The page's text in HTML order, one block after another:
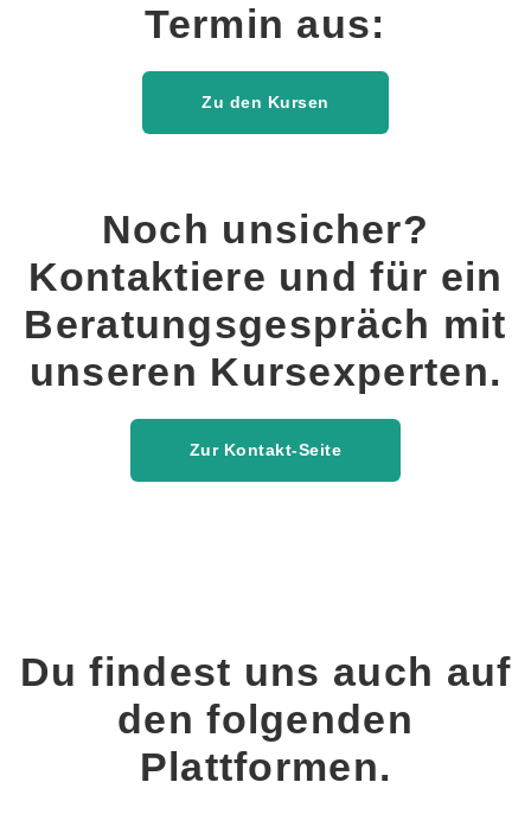
Termin aus:
Zu den Kursen
Noch unsicher?
Kontaktiere und für ein
Beratungsgespräch mit
unseren Kursexperten.
Zur Kontakt-Seite
Du findest uns auch auf
den folgenden
Plattformen.